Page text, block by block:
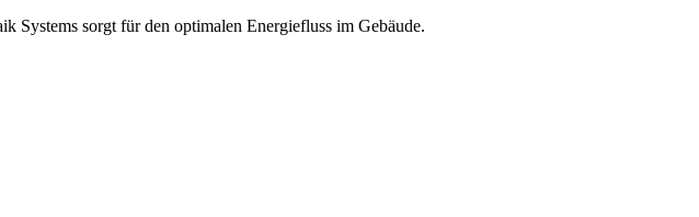
Systems sorgt für den optimalen Energiefluss im Gebäude.